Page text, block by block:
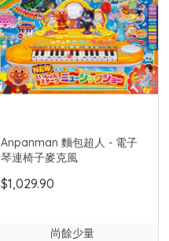
Anpanman 麵包超人 - 電子
琴連椅子麥克風
$1,029.90
尚餘少量